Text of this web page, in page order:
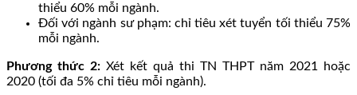
thiểu 60% mỗi ngành.
Đối với ngành sư phạm: chỉ tiêu xét tuyển tối thiểu 75%
mỗi ngành.
Phương thức 2: Xét kết quả thi TN THPT năm 2021 hoặc
2020 (tối đa 5% chỉ tiêu mỗi ngành).